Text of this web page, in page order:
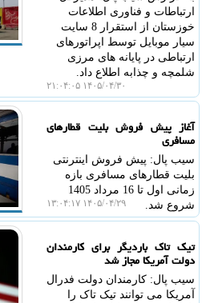
ارتباطات و فناوری اطلاعات
خوزستان از استقرار 8 سایت
سیار موبایل توسط اپراتورهای
ارتباطی در پایانه های مرزی
شلمچه و چذابه اطلاع داد.
۱۴۰۵/۰۴/۳۰ ۲۱:۰۴:۰۵
آغاز پیش فروش بلیت قطارهای
مسافری
سیب پال: پیش فروش اینترنتی
بلیت قطارهای مسافری بازه
زمانی اول تا 16 مرداد 1405
شروع شد.
۱۴۰۵/۰۴/۲۹ ۱۳:۰۴:۱۷
تیک تاک باردیگر برای کارمندان
دولت آمریکا مجاز شد
سیب پال: کارمندان دولت فدرال
آمریکا می توانند تیک تاک را